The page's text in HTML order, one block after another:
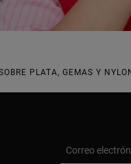
PLATA, GEMAS Y
Correo